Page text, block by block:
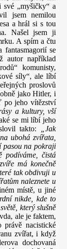
„myšičky“ a
jsem nemilou
a hrál si s tou
Našel jsem ji
A spím a čtu
se
autor například
komunisty,
síly“, ale líbí
proslovů
jako Hitler, i
po jeho vítězství
a kultury, vší
se mi líbí jeho
takto:
„Jak
ubohá zvířata,
pasou na pokraji
podíváme, čistá
má konečně
tak obdivuji u
naleznete u
místě, u jiné
nikde, kde to
který slušně
ale je faktem,
právě nacistické
zvířat, i když
dochovaná